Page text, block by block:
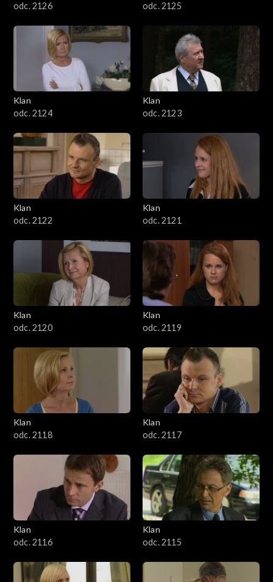
odc. 2126
odc. 2125
Klan
odc. 2124
Klan
odc. 2123
Klan
odc. 2122
Klan
odc. 2121
Klan
odc. 2120
Klan
odc. 2119
Klan
odc. 2118
Klan
odc. 2117
Klan
odc. 2116
Klan
odc. 2115